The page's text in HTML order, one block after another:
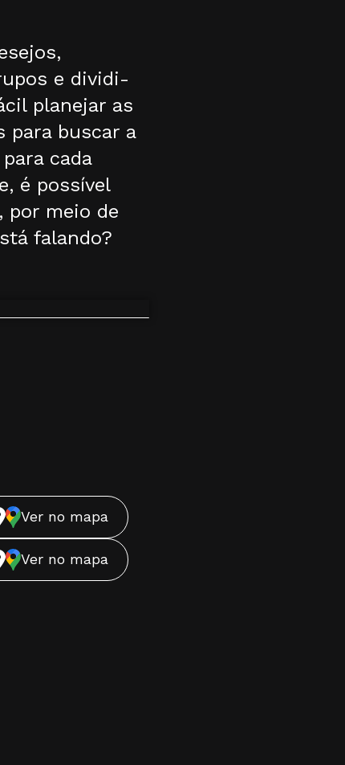
e dividi-
planejar as
para buscar a
cada
é possível
por meio de
falando?
Ver no mapa
Ver no mapa